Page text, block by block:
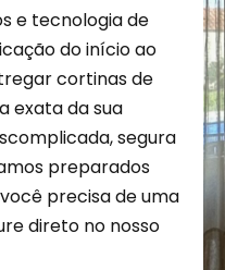
e tecnologia de
do início ao
cortinas de
exata da sua
segura
preparados
precisa de uma
direto no nosso